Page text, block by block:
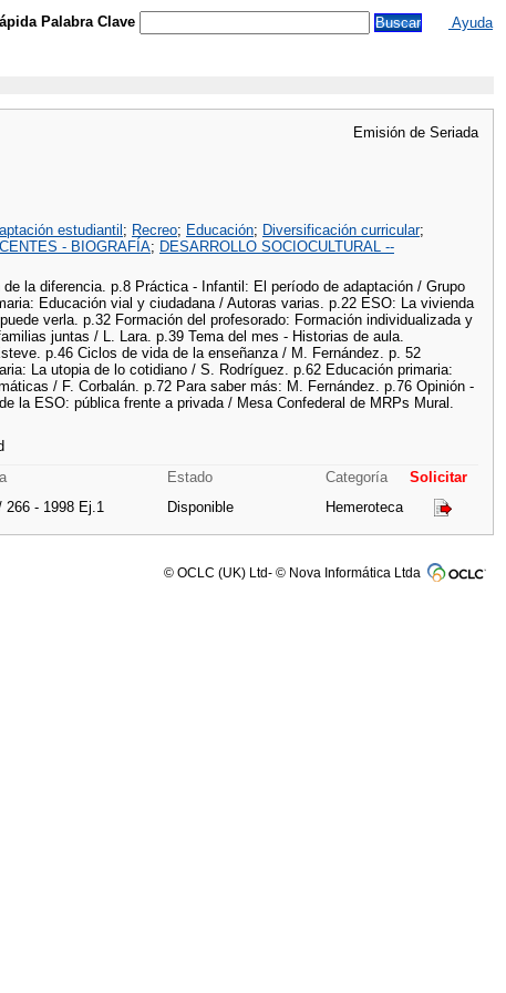
Palabra Clave Ayuda
Emisión de Seriada
estudiantil ; Recreo; Educación; Diversificación curricular;
- BIOGRAFÍA; DESARROLLO SOCIOCULTURAL --
la diferencia. p.8 Práctica - Infantil: El período de adaptación / Grupo
Educación vial y ciudadana / Autoras varias. p.22 ESO: La vivienda
verla. p.32 Formación del profesorado: Formación individualizada y
juntas / L. Lara. p.39 Tema del mes - Historias de aula.
p.46 Ciclos de vida de la enseñanza / M. Fernández. p. 52
La utopia de lo cotidiano / S. Rodríguez. p.62 Educación primaria:
/ F. Corbalán. p.72 Para saber más: M. Fernández. p.76 Opinión -
la ESO: pública frente a privada / Mesa Confederal de MRPs Mural.
Estado Categoría
Solicitar
266 - 1998 Ej.1 Disponible Hemeroteca
© OCLC (UK) Ltd- © Nova Informática Ltda